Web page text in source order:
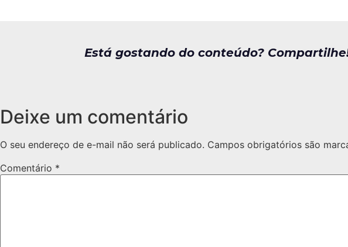
Está gostando do conteúdo?
Deixe um comentário
O seu endereço de e-mail não será publicado. Campos obrigatórios são
Comentário *